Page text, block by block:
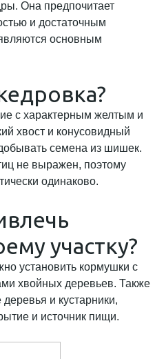
Она предпочитает
и достаточным
основным
с характерным желтым и
хвост и конусовидный
семена из шишек.
не выражен, поэтому
одинаково.
участку?
установить кормушки с
хвойных деревьев. Также
и кустарники,
и источник пищи.